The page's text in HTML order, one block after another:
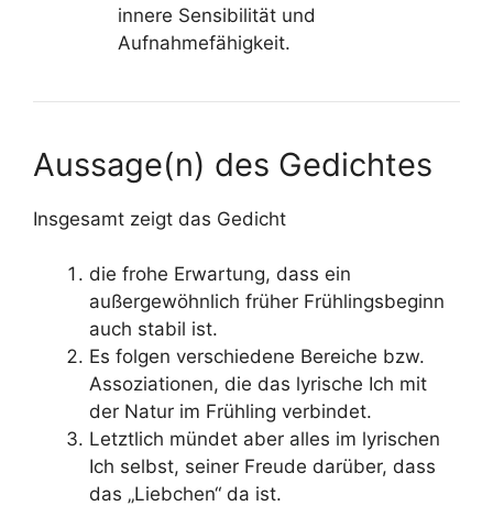
innere Sensibilität und
Aufnahmefähigkeit.
Aussage(n) des Gedichtes
Insgesamt zeigt das Gedicht
die frohe Erwartung, dass ein
außergewöhnlich früher Frühlingsbeginn
auch stabil ist.
Es folgen verschiedene Bereiche bzw.
Assoziationen, die das lyrische Ich mit
der Natur im Frühling verbindet.
Letztlich mündet aber alles im lyrischen
Ich selbst, seiner Freude darüber, dass
das „Liebchen“ da ist.